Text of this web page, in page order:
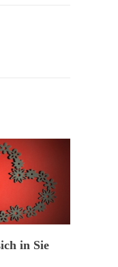
in Sie